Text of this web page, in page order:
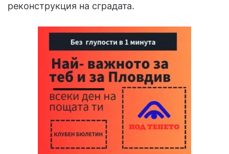
реконструкция на сградата.